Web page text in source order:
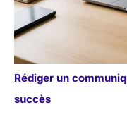
Rédiger un
succès